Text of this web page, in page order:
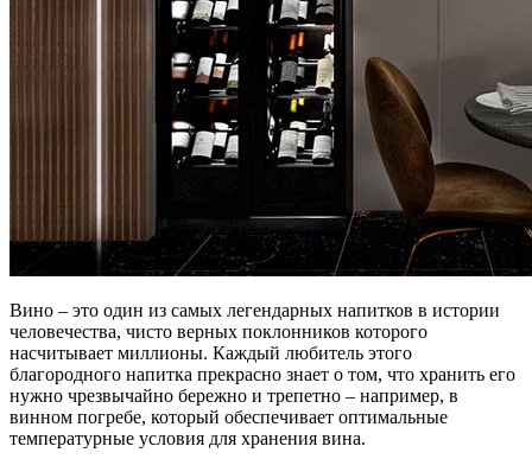
Вино – это один из самых легендарных напитков в истории
человечества, чисто верных поклонников которого
насчитывает миллионы. Каждый любитель этого
благородного напитка прекрасно знает о том, что хранить его
нужно чрезвычайно бережно и трепетно – например, в
винном погребе, который обеспечивает оптимальные
температурные условия для хранения вина.